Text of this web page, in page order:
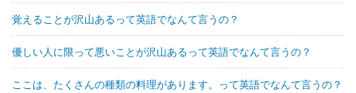
覚えることが沢山あるって英語でなんて言うの？
優しい人に限って悪いことが沢山あるって英語でなんて言うの？
ここは、たくさんの種類の料理があります。って英語でなんて言うの？